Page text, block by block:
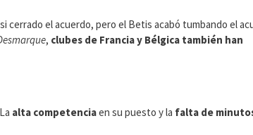
cerrado el acuerdo, pero el Betis acabó tumbando el
, clubes de Francia y Bélgica también han
alta competenciaen su puesto y la falta de